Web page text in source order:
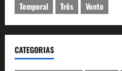
Temporal
Três Vento
CATEGORIAS